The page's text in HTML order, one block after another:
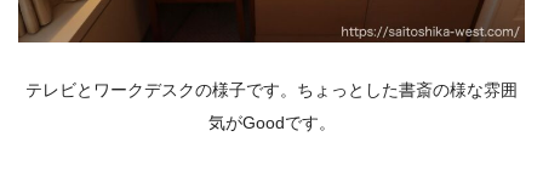
テレビとワークデスクの様子です。ちょっとした書斎の様な雰囲
気がGoodです。